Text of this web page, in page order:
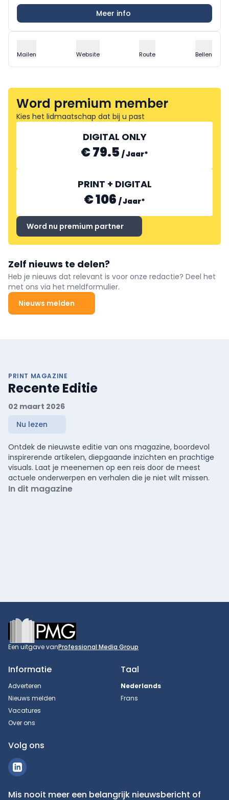
Meer info
Mailen Website Route Bellen
Word premium member
Kies het lidmaatschap dat bij u past
DIGITAL ONLY
€ 79.5 /Jaar*
PRINT + DIGITAL
€ 106 /Jaar*
Word nu premium partner
Zelf nieuws te delen?
Heb je nieuws dat relevant is voor onze redactie? Deel het
met ons via het meldformulier.
Nieuws melden
PRINT MAGAZINE
Recente Editie
02 maart 2026
Nu lezen
Ontdek de nieuwste editie van ons magazine, boordevol
inspirerende artikelen, diepgaande inzichten en prachtige
visuals. Laat je meenemen op een reis door de meest
actuele onderwerpen en verhalen die je niet wilt missen.
In dit magazine
Footer
Een uitgave vanProfessional Media Group
Informatie
Adverteren
Nieuws melden
Vacatures
Over ons
Taal
Nederlands
Frans
Volg ons
Mis nooit meer een belangrijk nieuwsbericht of